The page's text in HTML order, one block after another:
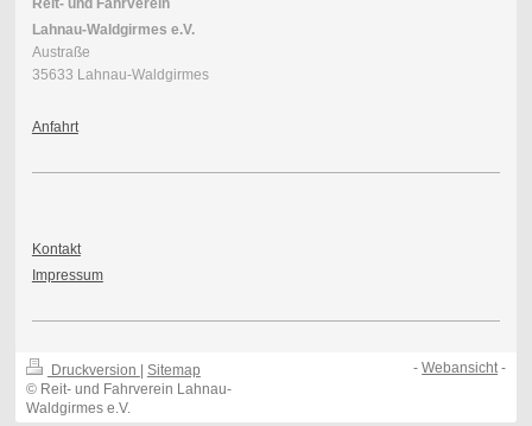
Reit- und Fahrverein
Lahnau-Waldgirmes e.V.
Austraße
35633 Lahnau-Waldgirmes
Anfahrt
Kontakt
Impressum
Druckversion | Sitemap
© Reit- und Fahrverein Lahnau-
Waldgirmes e.V.
-Webansicht -